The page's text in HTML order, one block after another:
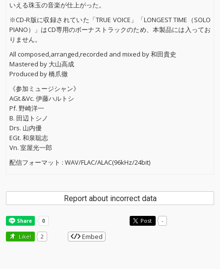
いえる珠玉の音楽が仕上がった。
※CD-R版に収録されていた「TRUE VOICE」「LONGEST TIME（SOLO
PIANO）」はCD専用のボーナストラックのため、本製品には入ってお
りません。
All composed,arranged,recorded and mixed by 和田貴史
Mastered by 大山高成
Produced by 橋爪徹
《参加ミュージシャン》
AGt.&Vc. 伊藤ハルトシ
Pf. 野崎洋一
B. 田辺トシノ
Drs. 山内優
EGt. 和泉聡志
Vn. 室屋光一郎
配信フォーマット : WAV/FLAC/ALAC(96kHz/24bit)
Report about incorrect data
Post -
Like! 2 Embed